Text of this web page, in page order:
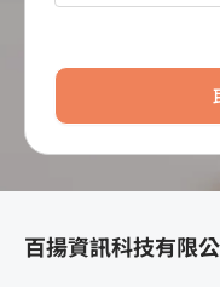
百揚資訊科技有限